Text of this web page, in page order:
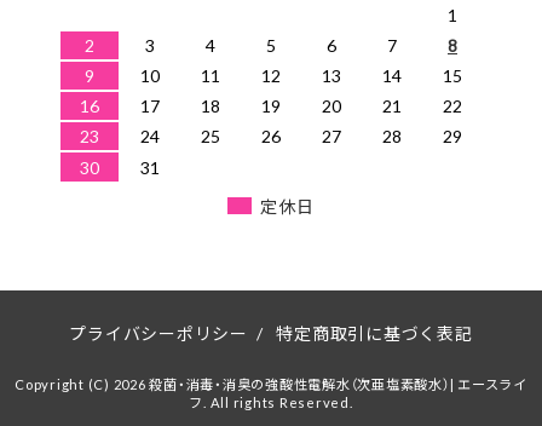
1
2
3 4 5 6 7
8
9
10 11 12 13 14
15
16
17 18 19 20 21
22
23
24 25 26 27 28
29
30
31
定休日
プライバシーポリシー / 特定商取引に基づく表記
Copyright (C) 2026 殺菌・消毒・消臭の強酸性電解水（次亜塩素酸水）| エースライ
フ. All rights Reserved.